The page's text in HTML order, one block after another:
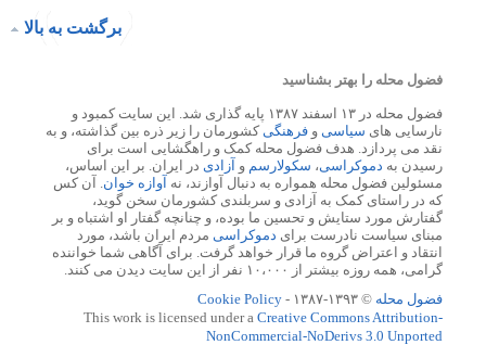
برگشت به بالا
فضول محله را بهتر بشناسید
فضول محله در ۱۳ اسفند ۱۳۸۷ پایه گذاری شد. این سایت کمبود و
نارسایی های سیاسی و فرهنگیکشورمان را زیر ذره بین گذاشته، و به
نقد می پردازد. هدف فضول محله کمک و راهگشایی است برای
رسیدن به دموکراسی، سکولارسم و آزادی در ایران. بر این اساس،
مسئولین فضول محله همواره به دنبال آوازند، نه آوازه خوان. آن کس
که در راستای کمک به آزادی و سربلندی کشورمان سخن گوید،
گفتارش مورد ستایش و تحسین ما بوده، و چنانچه گفتار او اشتباه و بر
مبنای سیاست نادرست برای دموکراسی مردم ایران باشد، مورد
انتقاد و اعتراض گروه ما قرار خواهد گرفت. برای آگاهی شما خواننده
گرامی، همه روزه بیشتر از ۱۰،۰۰۰ نفر از این سایت دیدن می کنند.
فضول محله © ۱۳۹۳-۱۳۸۷ -
Cookie Policy
This work is licensed under a Creative Commons Attribution-
NonCommercial-NoDerivs 3.0 Unported